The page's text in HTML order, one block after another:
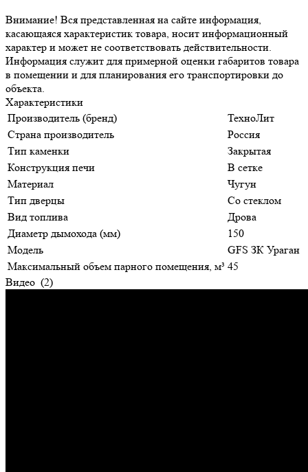
Внимание! Вся представленная на сайте информация,
касающаяся характеристик товара, носит информационный
характер и может не соответствовать действительности.
Информация служит для примерной оценки габаритов товара
в помещении и для планирования его транспортировки до
объекта.
Характеристики
Производитель (бренд)
ТехноЛит
Страна производитель
Россия
Тип каменки
Закрытая
Конструкция печи
В сетке
Материал
Чугун
Тип дверцы
Со стеклом
Вид топлива
Дрова
Диаметр дымохода (мм)
150
Модель
GFS ЗК Ураган
Максимальный объем парного помещения, м³ 45
Видео (2)